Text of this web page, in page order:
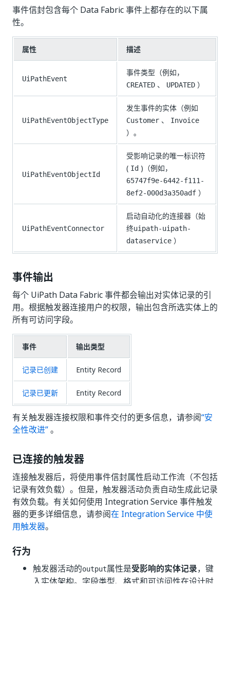
事件信封包含每个 Data Fabric 事件上都存在的以下属
性。
属性 描述
UiPathEvent
事件类型（例如，
CREATED 、 UPDATED ）
UiPathEventObjectType
发生事件的实体（例如
Customer 、 Invoice
）。
UiPathEventObjectId
受影响记录的唯一标识符
( Id )（例如，
65747f9e-6442-f111-
8ef2-000d3a350adf ）
UiPathEventConnector
启动自动化的连接器（始
终uipath-uipath-
dataservice ）
事件输出
每个 UiPath Data Fabric 事件都会输出对实体记录的引
用。根据触发器连接用户的权限，输出包含所选实体上的
所有可访问字段。
事件 输出类型
记录已创建 Entity Record
记录已更新 Entity Record
有关触发器连接权限和事件交付的更多信息，请参阅“安
全性改进”。
已连接的触发器
连接触发器后，将使用事件信封属性启动工作流（不包括
记录有效负载）。但是，触发器活动负责自动生成此记录
有效负载。有关如何使用 Integration Service 事件触发
器的更多详细信息，请参阅在 Integration Service 中使
用触发器。
行为
触发器活动的output属性是受影响的实体记录，键
入实体架构。字段类型、格式和可访问性在设计时